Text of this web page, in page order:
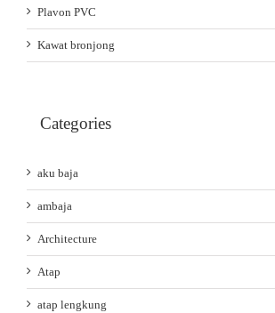
Plavon PVC
Kawat bronjong
Categories
aku baja
ambaja
Architecture
Atap
atap lengkung